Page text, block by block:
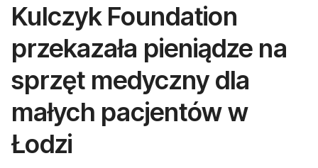
Kulczyk Foundation
przekazała pieniądze na
sprzęt medyczny dla
małych pacjentów w
Łodzi